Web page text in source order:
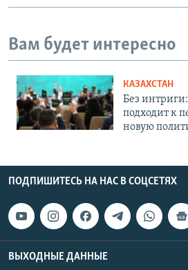
Вам будет интересно
КАЗАХСТАН
Без
подходит к
новую
ПОДПИШИТЕСЬ НА НАС В СОЦСЕТЯХ
ВЫХОДНЫЕ ДАННЫЕ